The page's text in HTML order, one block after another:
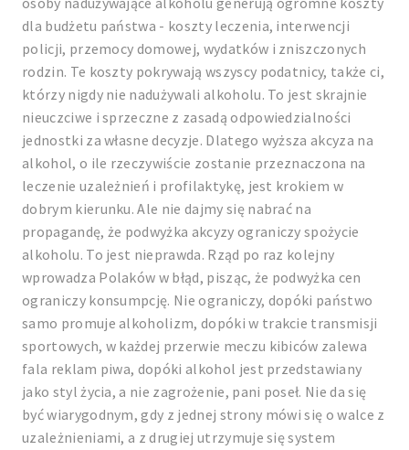
dla budżetu państwa - koszty leczenia, interwencji
policji, przemocy domowej, wydatków i zniszczonych
rodzin. Te koszty pokrywają wszyscy podatnicy, także ci,
którzy nigdy nie nadużywali alkoholu. To jest skrajnie
nieuczciwe i sprzeczne z zasadą odpowiedzialności
jednostki za własne decyzje. Dlatego wyższa akcyza na
alkohol, o ile rzeczywiście zostanie przeznaczona na
leczenie uzależnień i profilaktykę, jest krokiem w
dobrym kierunku. Ale nie dajmy się nabrać na
propagandę, że podwyżka akcyzy ograniczy spożycie
alkoholu. To jest nieprawda. Rząd po raz kolejny
wprowadza Polaków w błąd, pisząc, że podwyżka cen
ograniczy konsumpcję. Nie ograniczy, dopóki państwo
samo promuje alkoholizm, dopóki w trakcie transmisji
sportowych, w każdej przerwie meczu kibiców zalewa
fala reklam piwa, dopóki alkohol jest przedstawiany
jako styl życia, a nie zagrożenie, pani poseł. Nie da się
być wiarygodnym, gdy z jednej strony mówi się o walce z
uzależnieniami, a z drugiej utrzymuje się system